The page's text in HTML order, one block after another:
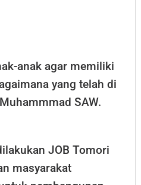
anak agar memiliki
yang telah di
SAW.
JOB Tomori
masyarakat